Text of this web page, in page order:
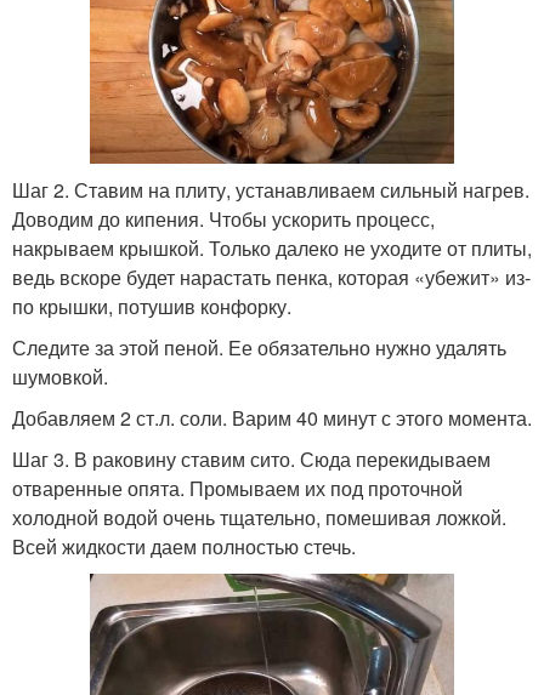
Шаг 2. Ставим на плиту, устанавливаем сильный нагрев.
Доводим до кипения. Чтобы ускорить процесс,
накрываем крышкой. Только далеко не уходите от плиты,
ведь вскоре будет нарастать пенка, которая «убежит» из-
по крышки, потушив конфорку.
Следите за этой пеной. Ее обязательно нужно удалять
шумовкой.
Добавляем 2 ст.л. соли. Варим 40 минут с этого момента.
Шаг 3. В раковину ставим сито. Сюда перекидываем
отваренные опята. Промываем их под проточной
холодной водой очень тщательно, помешивая ложкой.
Всей жидкости даем полностью стечь.